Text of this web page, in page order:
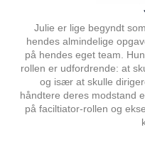
Julie er lige begyndt
hendes almindelige
på hendes eget team.
rollen er udfordrende: at
og især at skulle
håndtere deres modstand
på faciltiator-rollen og